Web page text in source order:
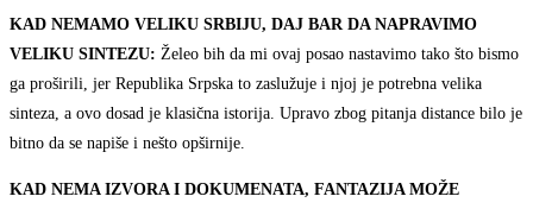
KAD NEMAMO VELIKU SRBIJU, DAJ BAR DA NAPRAVIMO
VELIKU SINTEZU: Želeo bih da mi ovaj posao nastavimo tako što bismo
ga proširili, jer Republika Srpska to zaslužuje i njoj je potrebna velika
sinteza, a ovo dosad je klasična istorija. Upravo zbog pitanja distance bilo je
bitno da se napiše i nešto opširnije.
KAD NEMA IZVORA I DOKUMENATA, FANTAZIJA MOŽE